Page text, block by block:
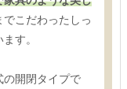
こだわったしっ
す。
の開閉タイプで